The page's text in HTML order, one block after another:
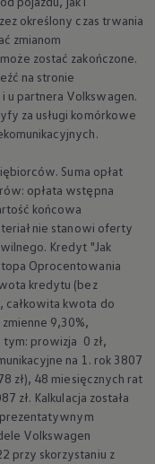
określony czas trwania
zmianom
zostać zakończone.
na stronie
u partnera Volkswagen.
za usługi komórkowe
Suma opłat
opłata wstępna
końcowa
nie stanowi oferty
Kredyt "Jak
Oprocentowania
kredytu (bez
całkowita kwota do
9,30%,
tym: prowizja 0 zł,
na 1. rok 3807
zł), 48 miesięcznych rat
zł. Kalkulacja została
Volkswagen
przy skorzystaniu z